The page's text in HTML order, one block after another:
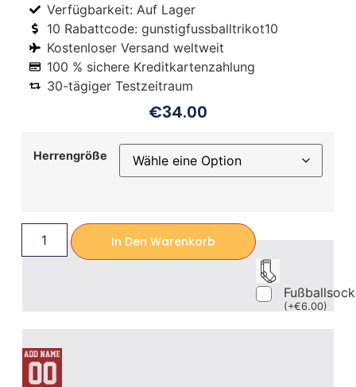
Verfügbarkeit: Auf Lager
10 Rabattcode: gunstigfussballtrikot10
Kostenloser Versand weltweit
100 % sichere Kreditkartenzahlung
30-tägiger Testzeitraum
€34.00
Herrengröße
In Den Warenkorb
(+€6.00)